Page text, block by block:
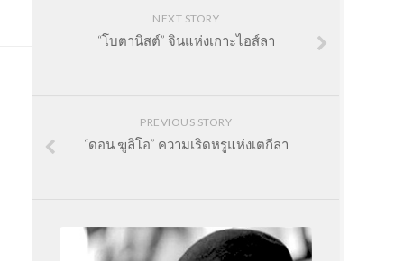
NEXT STORY
“โบตานิสต์” จินแห่งเกาะไอส์ลา
PREVIOUS STORY
“ดอน ฆูลิโอ” ความเริดหรูแห่งเตกีลา